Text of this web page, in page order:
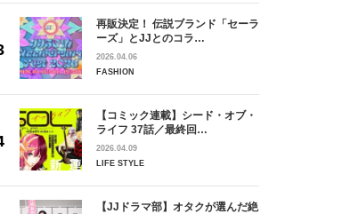
再販決定！ 伝説ブランド「セーラ
ーズ」とJJとのコラ…
2026.04.06
FASHION
【コミック連載】シード・オブ・
ライフ 37話／最終回…
2026.04.09
LIFE STYLE
【JJドラマ部】オタクが選んだ絶